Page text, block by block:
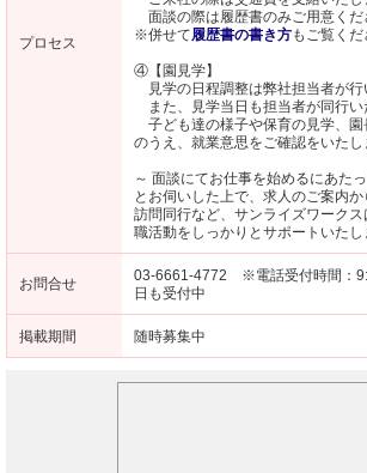
プロセス
面談の際は履歴書のみご用意くだ
※併せて履歴書の書き方もご覧くだ
④【園見学】
見学の日程調整は弊社担当者が行
また、見学当日も担当者が同行い
子ども達の様子や保育の見学、園
のうえ、就業意思をご確認をいたし
～ 面談にてお仕事を始めるにあた
とお伺いした上で、求人のご案内か
訪問同行など、サンライズワーク
職活動をしっかりとサポートいたし
お問合せ
03-6661-4772 ※電話受付時間：
日も受付中
掲載期間 随時募集中